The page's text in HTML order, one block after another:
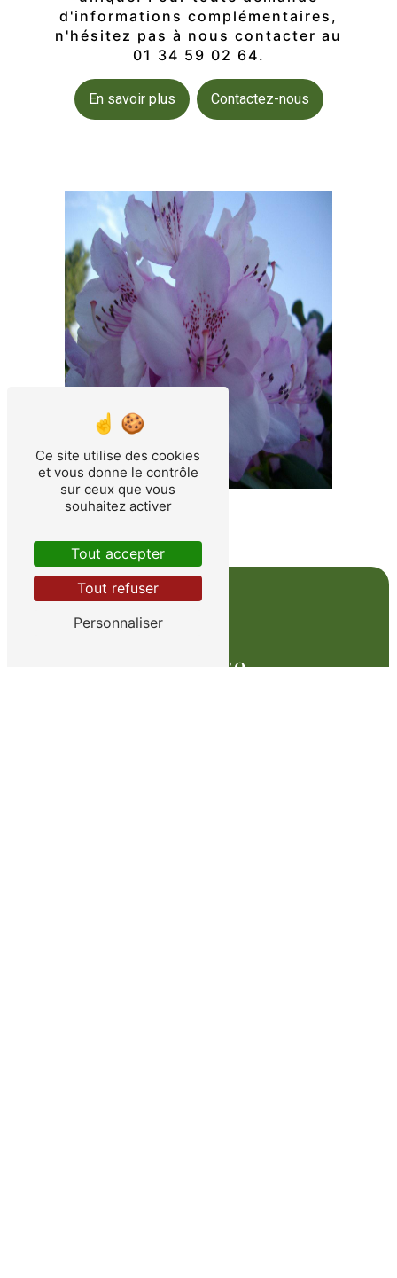
d'informations complémentaires,
n'hésitez pas à nous contacter au
01 34 59 02 64.
En savoir plus Contactez-nous
Adresse
Ce site utilise des cookies
et vous donne le contrôle
sur ceux que vous
souhaitez activer
Tout accepter
Tout refuser
Personnaliser